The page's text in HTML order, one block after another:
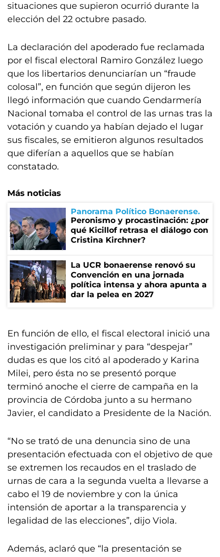
situaciones que supieron ocurrió durante la
elección del 22 octubre pasado.
La declaración del apoderado fue reclamada
por el fiscal electoral Ramiro González luego
que los libertarios denunciarían un “fraude
colosal”, en función que según dijeron les
llegó información que cuando Gendarmería
Nacional tomaba el control de las urnas tras la
votación y cuando ya habían dejado el lugar
sus fiscales, se emitieron algunos resultados
que diferían a aquellos que se habían
constatado.
Más noticias
Panorama Político Bonaerense
Peronismo y procastinación: ¿por
qué Kicillof retrasa el diálogo con
Cristina Kirchner?
La UCR bonaerense renovó su
Convención en una jornada
política intensa y ahora apunta a
dar la pelea en 2027
En función de ello, el fiscal electoral inició una
investigación preliminar y para “despejar”
dudas es que los citó al apoderado y Karina
Milei, pero ésta no se presentó porque
terminó anoche el cierre de campaña en la
provincia de Córdoba junto a su hermano
Javier, el candidato a Presidente de la Nación.
“No se trató de una denuncia sino de una
presentación efectuada con el objetivo de que
se extremen los recaudos en el traslado de
urnas de cara a la segunda vuelta a llevarse a
cabo el 19 de noviembre y con la única
intensión de aportar a la transparencia y
legalidad de las elecciones”, dijo Viola.
Además, aclaró que “la presentación se